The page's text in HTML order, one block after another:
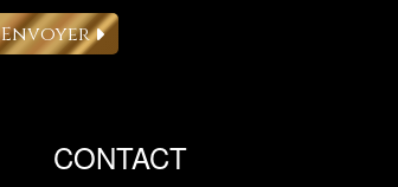
Envoyer
CONTACT